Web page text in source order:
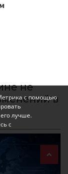
не
в
с помощью
лучше.
с